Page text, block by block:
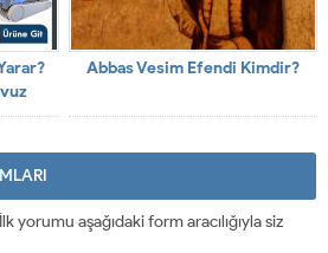
Abbas Vesim Efendi Kimdir?
yorumu aşağıdaki form aracılığıyla siz